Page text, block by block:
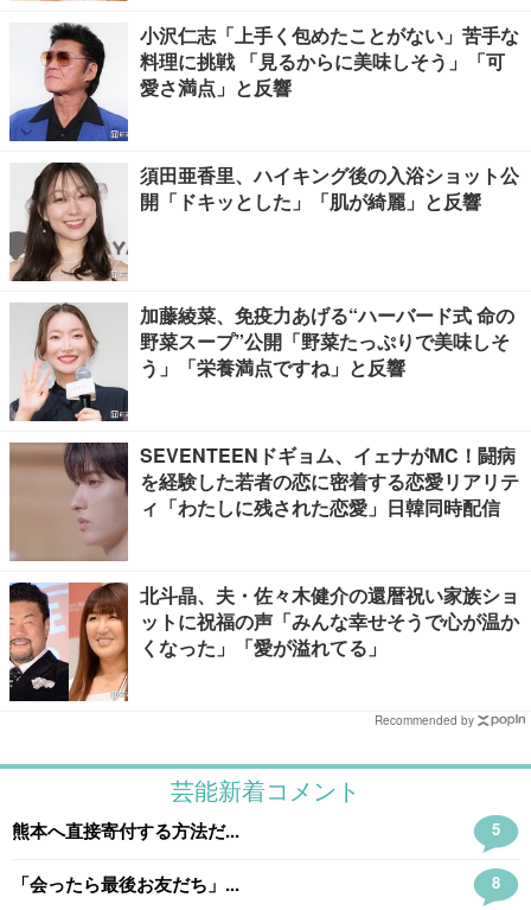
小沢仁志「上手く包めたことがない」苦手な
料理に挑戦 「見るからに美味しそう」「可
愛さ満点」と反響
須田亜香里、ハイキング後の入浴ショット公
開「ドキッとした」「肌が綺麗」と反響
加藤綾菜、免疫力あげる“ハーバード式 命の
野菜スープ”公開「野菜たっぷりで美味しそ
う」「栄養満点ですね」と反響
SEVENTEENドギョム、イェナがMC！闘病
を経験した若者の恋に密着する恋愛リアリテ
ィ「わたしに残された恋愛」日韓同時配信
北斗晶、夫・佐々木健介の還暦祝い家族ショ
ットに祝福の声「みんな幸せそうで心が温か
くなった」「愛が溢れてる」
Recommended by